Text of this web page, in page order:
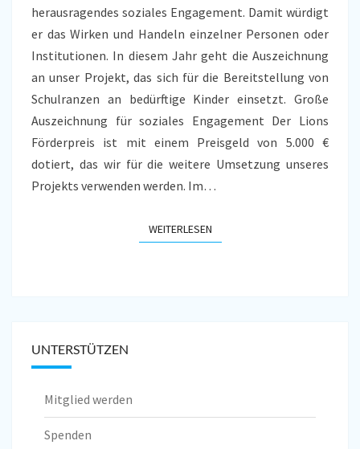
herausragendes soziales Engagement. Damit würdigt
er das Wirken und Handeln einzelner Personen oder
Institutionen. In diesem Jahr geht die Auszeichnung
an unser Projekt, das sich für die Bereitstellung von
Schulranzen an bedürftige Kinder einsetzt. Große
Auszeichnung für soziales Engagement Der Lions
Förderpreis ist mit einem Preisgeld von 5.000 €
dotiert, das wir für die weitere Umsetzung unseres
Projekts verwenden werden. Im…
WEITERLESENWEITERLESEN
UNTERSTÜTZEN
Mitglied werden
Spenden